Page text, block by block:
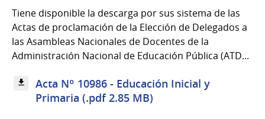
Tiene disponible la descarga por sus sistema de las
Actas de proclamación de la Elección de Delegados a
las Asambleas Nacionales de Docentes de la
Administración Nacional de Educación Pública (ATD...
Acta Nº 10986 - Educación Inicial y
Primaria (.pdf 2.85 MB)